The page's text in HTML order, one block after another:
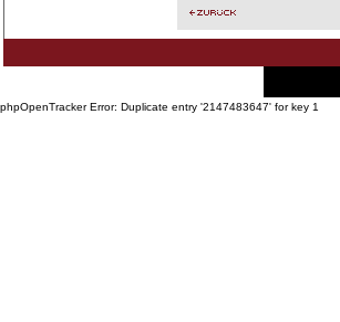
phpOpenTracker Error: Duplicate entry '2147483647' for key 1